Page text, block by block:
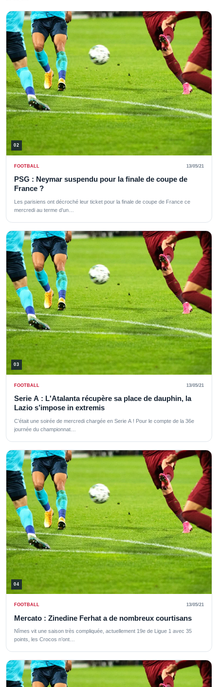
02
FOOTBALL 13/05/21
PSG : Neymar suspendu pour la finale de coupe de
France ?
Les parisiens ont décroché leur ticket pour la finale de coupe de France ce
mercredi au terme d’un…
03
FOOTBALL 13/05/21
Serie A : L'Atalanta récupère sa place de dauphin, la
Lazio s’impose in extremis
C’était une soirée de mercredi chargée en Serie A ! Pour le compte de la 36e
journée du championnat…
04
FOOTBALL 13/05/21
Mercato : Zinedine Ferhat a de nombreux courtisans
Nîmes vit une saison très compliquée, actuellement 19e de Ligue 1 avec 35
points, les Crocos n’ont…